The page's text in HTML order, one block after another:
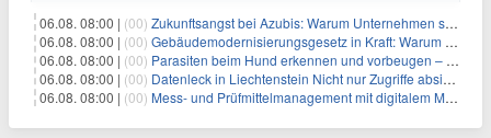
06.08. 08:00 | (00) Zukunftsangst bei Azubis: Warum Unternehmen schnelle Erfolgserlebnisse ermöglichen sollten
06.08. 08:00 | (00) Gebäudemodernisierungsgesetz in Kraft: Warum in Hamburg trotzdem eigene Regeln gelten
06.08. 08:00 | (00) Parasiten beim Hund erkennen und vorbeugen – Die wichtigsten Tipps
06.08. 08:00 | (00) Datenleck in Liechtenstein Nicht nur Zugriffe absichern, sondern sensible Daten selbst schützen
06.08. 08:00 | (00) Mess- und Prüfmittelmanagement mit digitalem Management im Griff